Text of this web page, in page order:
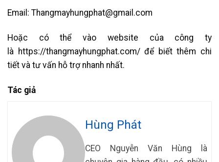
Email: Thangmayhungphat@gmail.com
Hoặc có thể vào website của công ty
là https://thangmayhungphat.com/ để biết thêm chi
tiết và tư vấn hỗ trợ nhanh nhất.
Tác giả
Hùng Phát
CEO Nguyễn Văn Hùng là